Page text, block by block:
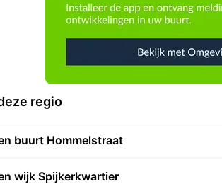
regio
buurt Hommelstraat
wijk Spijkerkwartier